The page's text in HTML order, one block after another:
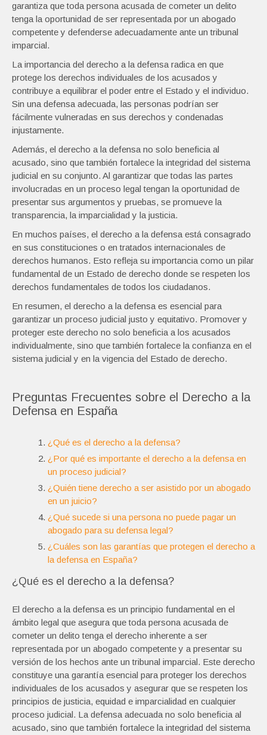
garantiza que toda persona acusada de cometer un delito
tenga la oportunidad de ser representada por un abogado
competente y defenderse adecuadamente ante un tribunal
imparcial.
La importancia del derecho a la defensa radica en que
protege los derechos individuales de los acusados y
contribuye a equilibrar el poder entre el Estado y el individuo.
Sin una defensa adecuada, las personas podrían ser
fácilmente vulneradas en sus derechos y condenadas
injustamente.
Además, el derecho a la defensa no solo beneficia al
acusado, sino que también fortalece la integridad del sistema
judicial en su conjunto. Al garantizar que todas las partes
involucradas en un proceso legal tengan la oportunidad de
presentar sus argumentos y pruebas, se promueve la
transparencia, la imparcialidad y la justicia.
En muchos países, el derecho a la defensa está consagrado
en sus constituciones o en tratados internacionales de
derechos humanos. Esto refleja su importancia como un pilar
fundamental de un Estado de derecho donde se respeten los
derechos fundamentales de todos los ciudadanos.
En resumen, el derecho a la defensa es esencial para
garantizar un proceso judicial justo y equitativo. Promover y
proteger este derecho no solo beneficia a los acusados
individualmente, sino que también fortalece la confianza en el
sistema judicial y en la vigencia del Estado de derecho.
Preguntas Frecuentes sobre el Derecho a la
Defensa en España
¿Qué es el derecho a la defensa?
¿Por qué es importante el derecho a la defensa en
un proceso judicial?
¿Quién tiene derecho a ser asistido por un abogado
en un juicio?
¿Qué sucede si una persona no puede pagar un
abogado para su defensa legal?
¿Cuáles son las garantías que protegen el derecho a
la defensa en España?
¿Qué es el derecho a la defensa?
El derecho a la defensa es un principio fundamental en el
ámbito legal que asegura que toda persona acusada de
cometer un delito tenga el derecho inherente a ser
representada por un abogado competente y a presentar su
versión de los hechos ante un tribunal imparcial. Este derecho
constituye una garantía esencial para proteger los derechos
individuales de los acusados y asegurar que se respeten los
principios de justicia, equidad e imparcialidad en cualquier
proceso judicial. La defensa adecuada no solo beneficia al
acusado, sino que también fortalece la integridad del sistema